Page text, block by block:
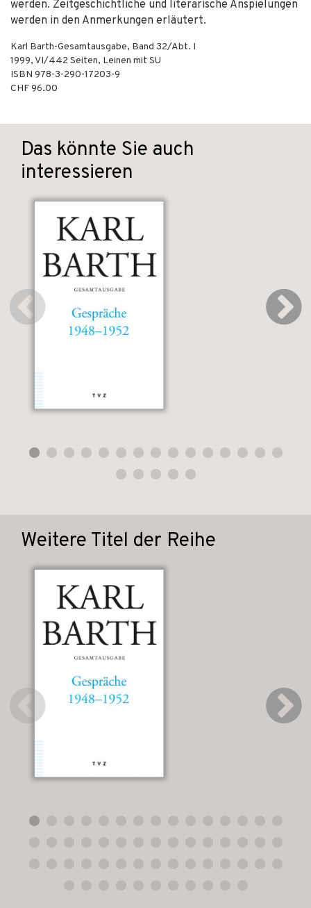
werden. Zeitgeschichtliche und literarische Anspielungen
werden in den Anmerkungen erläutert.
Karl Barth-Gesamtausgabe, Band 32/Abt. I
1999,VI/442 Seiten, Leinen mit SU
ISBN 978-3-290-17203-9
CHF 96.00
Das könnte Sie auch
interessieren
Weitere Titel der Reihe